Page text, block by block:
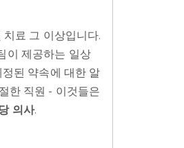
료 그 이상입니다.
이 제공하는 일상
된 약속에 대한 알
한 직원 - 이것들은
의사.